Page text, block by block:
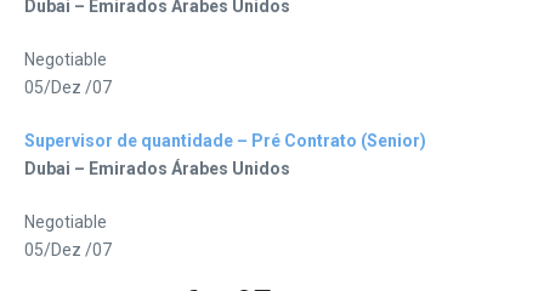
Dubai – Emirados Árabes Unidos
Negotiable
05/Dez /07
Supervisor de quantidade – Pré Contrato (Senior)
Dubai – Emirados Árabes Unidos
Negotiable
05/Dez /07